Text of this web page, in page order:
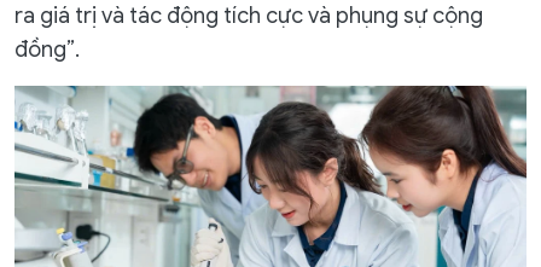
ra giá trị và tác động tích cực và phụng sự cộng
đồng”.